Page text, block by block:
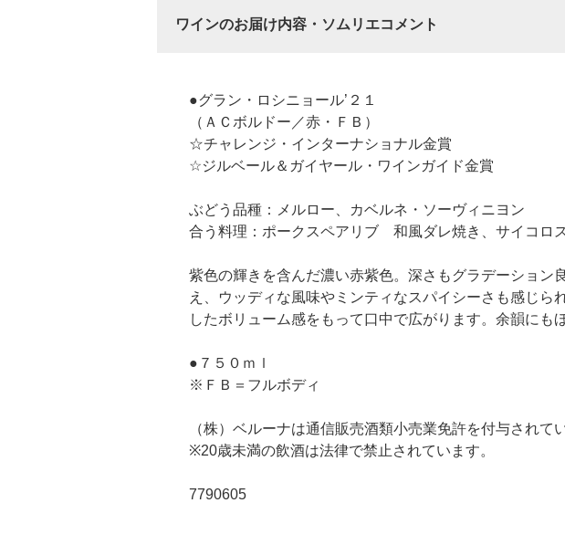
ワインのお届け内容・ソムリエコメント
●グラン・ロシニョール’２１
（ＡＣボルドー／赤・ＦＢ）
☆チャレンジ・インターナショナル金賞
☆ジルベール＆ガイヤール・ワインガイド金賞
ぶどう品種：メルロー、カベルネ・ソーヴィニヨン
合う料理：ポークスペアリブ 和風ダレ焼き、サイコロ
紫色の輝きを含んだ濃い赤紫色。深さもグラデーション
え、ウッディな風味やミンティなスパイシーさも感じ
したボリューム感をもって口中で広がります。余韻にも
●７５０ｍｌ
※ＦＢ＝フルボディ
（株）ベルーナは通信販売酒類小売業免許を付与されて
※20歳未満の飲酒は法律で禁止されています。
7790605